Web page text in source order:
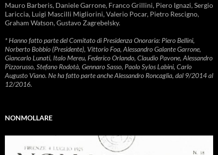
Mauro Barberis, Daniele Garrone, Franco Grillini, Piero Ignazi, Sergio
Lariccia, Luigi Mascilli Migliorini, Valerio Pocar, Pietro Rescigno,
Graham Watson, Gustavo Zagrebelsky.
* Hanno fatto parte del Comitato di Presidenza Onoraria: Piero Bellini,
Norberto Bobbio (Presidente), Vittorio Foa, Alessandro Galante Garrone,
Giancarlo Lunati, Italo Mereu, Federico Orlando, Claudio Pavone, Alessandro
Pizzorusso, Stefano Rodotà, Gennaro Sasso, Paolo Sylos Labini, Carlo
Augusto Viano. Ne ha fatto parte anche Alessandro Roncaglia, dal 9/2014 al
12/2016.
NONMOLLARE